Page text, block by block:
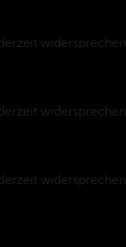
widersprechen.
widersprechen.
widersprechen.